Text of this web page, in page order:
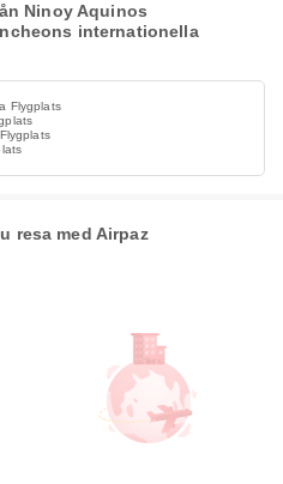
Ninoy Aquinos
internationella
Flygplats
resa med Airpaz